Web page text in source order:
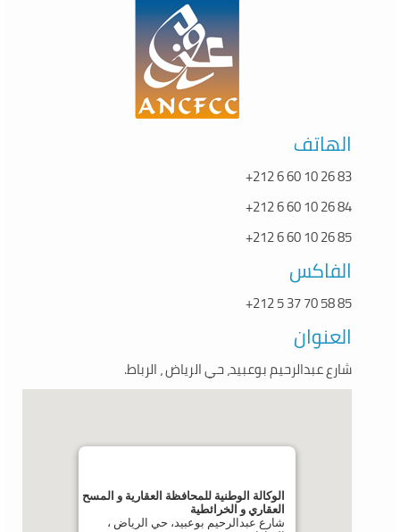
الهاتف
+212 6 60 10 26 83
+212 6 60 10 26 84
+212 6 60 10 26 85
الفاكس
+212 5 37 70 58 85
العنوان
شارع عبدالرحيم بوعبيد، حي الرياض ، الرباط.
الوكالة الوطنية للمحافظة العقارية و المسح
العقاري و الخرائطية
شارع عبدالرحيم بوعبيد، حي الرياض ،